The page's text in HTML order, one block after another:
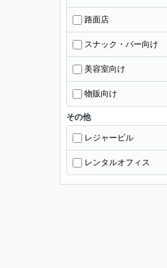
路面店
スナック・バー向け
美容室向け
物販向け
その他
レジャービル
レンタルオフィス